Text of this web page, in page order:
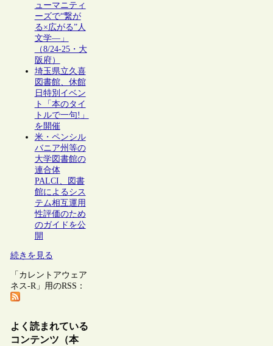
ューマニティ
ーズで“繋が
る×広がる”人
文学―」
（8/24-25・大
阪府）
埼玉県立久喜
図書館、休館
日特別イベン
ト「本のタイ
トルで一句!」
を開催
米・ペンシル
バニア州等の
大学図書館の
連合体
PALCI、図書
館によるシス
テム相互運用
性評価のため
のガイドを公
開
続きを見る
「カレントアウェア
ネス-R」用のRSS：
よく読まれている
コンテンツ（本